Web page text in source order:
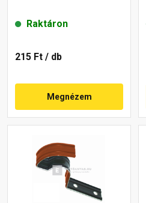
Raktáron
215 Ft / db
Megnézem